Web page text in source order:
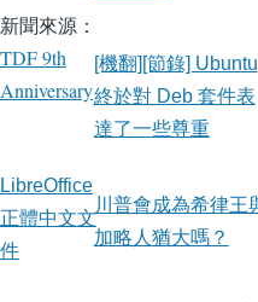
新聞來源：
TDF 9th
Anniversary
LibreOffice
正體中文文
件
[機翻][節錄] Ubuntu
終於對 Deb 套件表
達了一些尊重
川普會成為希律王
加略人猶大嗎？